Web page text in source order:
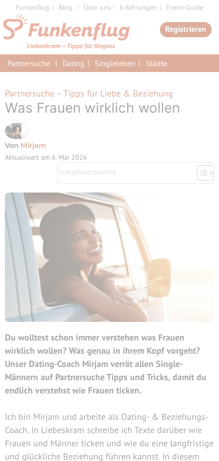
Zum
Inhalt
springen
Funkenflug Blog Über uns Erfahrungen Event-Guide
Registrieren
Partnersuche Dating Singleleben Städte
Partnersuche – Tipps für Liebe & Beziehung
Was Frauen wirklich wollen
Von Mirjam
Aktualisiert am 6. Mai 2026
Inhaltsverzeichis
Du wolltest schon immer verstehen was Frauen
wirklich wollen? Was genau in ihrem Kopf vorgeht?
Unser Dating-Coach Mirjam verrät allen Single-
Männern auf Partnersuche Tipps und Tricks, damit du
endlich verstehst wie Frauen ticken.
Ich bin Mirjam und arbeite als Dating- & Beziehungs-
Coach. In Liebeskram schreibe ich Texte darüber wie
Frauen und Männer ticken und wie du eine langfristige
und glückliche Beziehung führen kannst. In diesem